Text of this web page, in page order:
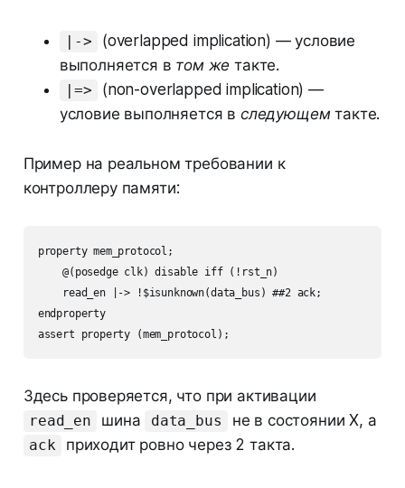
|->
(overlapped implication) — условие
выполняется в том же такте.
|=>
(non-overlapped implication) —
условие выполняется в следующем такте.
Пример на реальном требовании к
контроллеру памяти:
property mem_protocol;
    @(posedge clk) disable iff (!rst_n)
    read_en |-> !$isunknown(data_bus) ##2 ack;
endproperty
Здесь проверяется, что при активации
read_en шина data_bus не в состоянии X, а
ack приходит ровно через 2 такта.